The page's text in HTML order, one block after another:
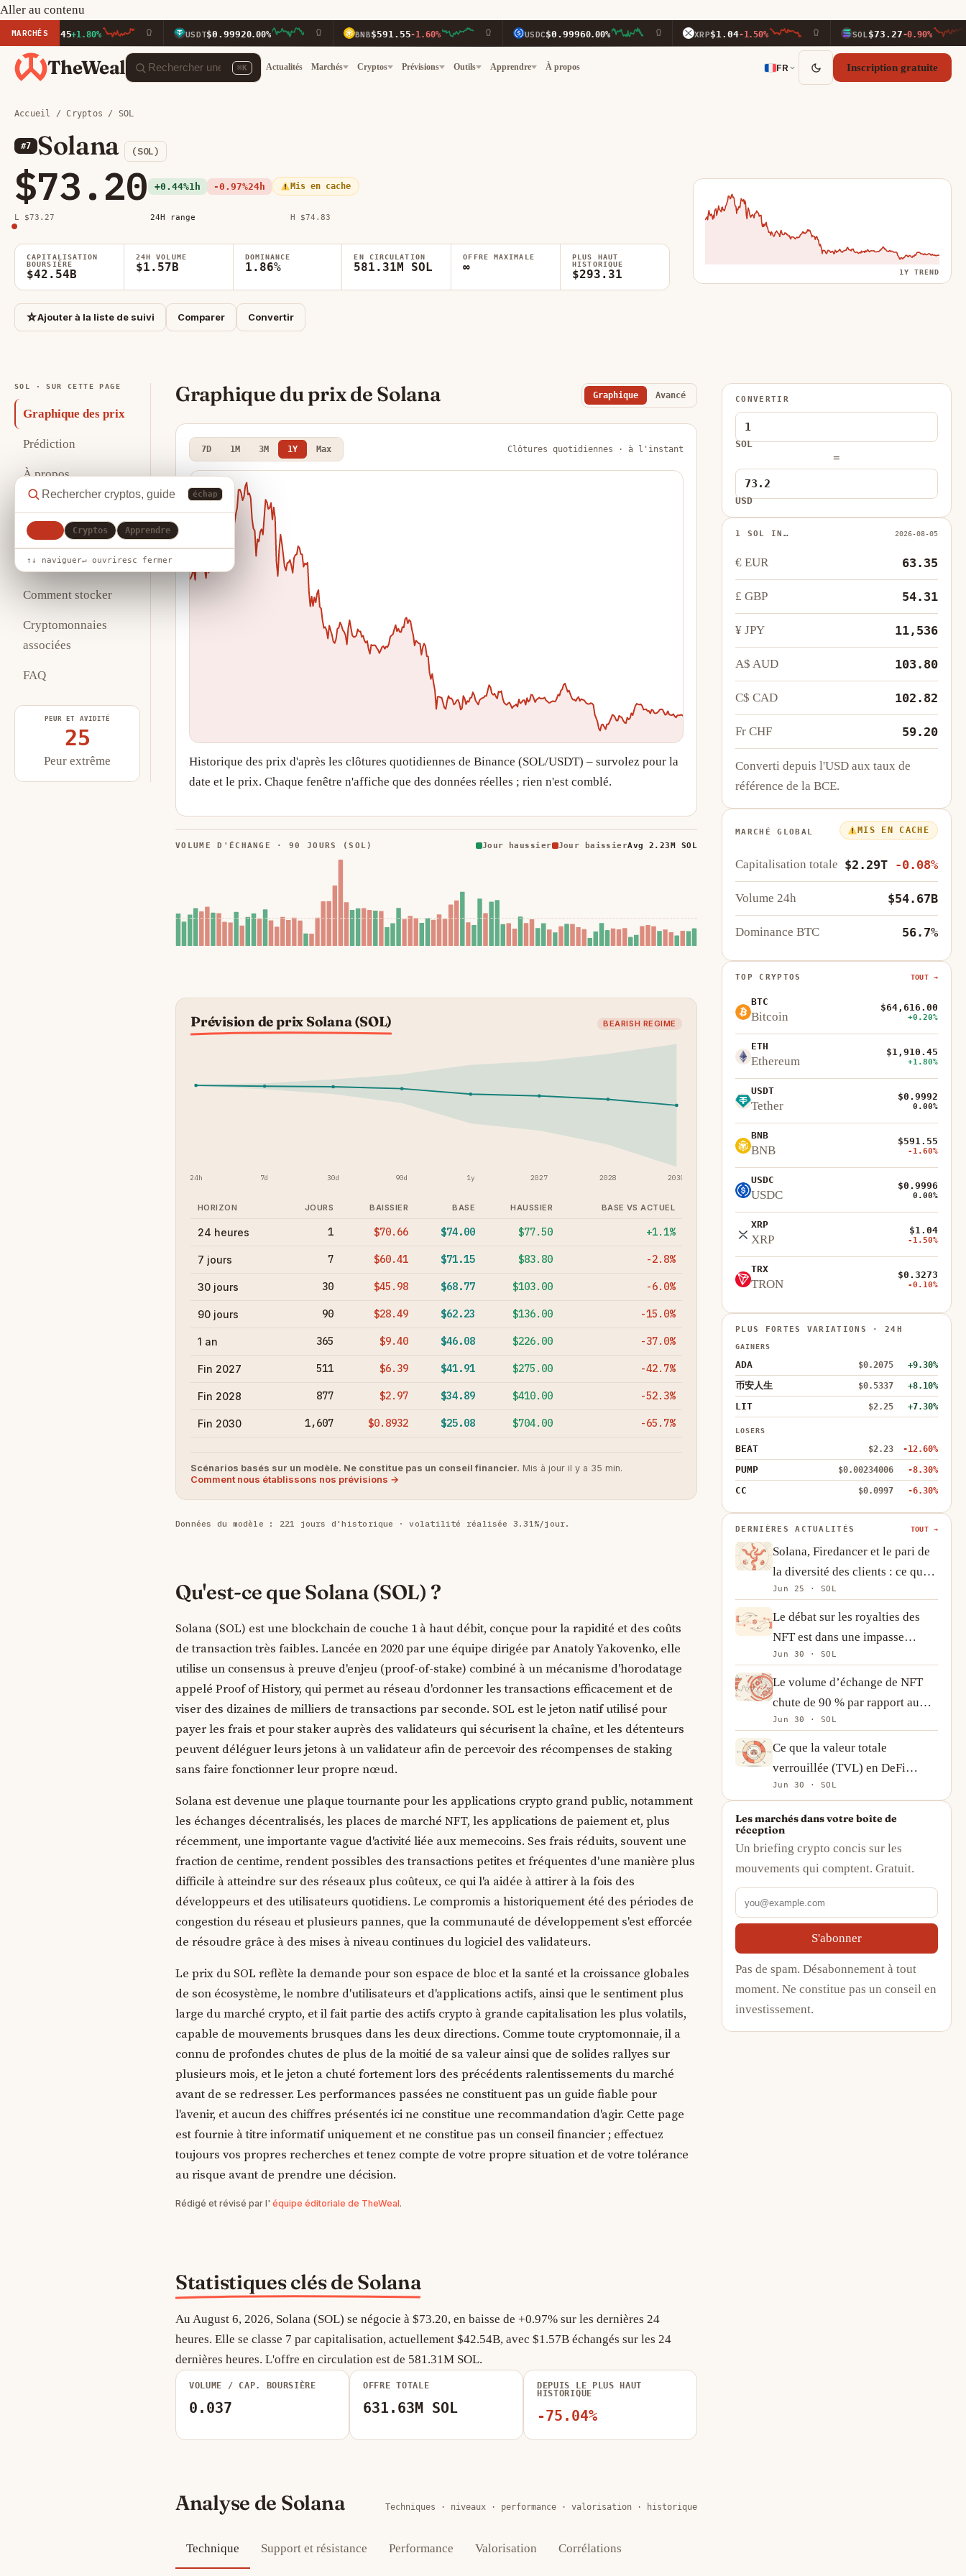
Aller au contenu
MARCHÉS
+1.80% USDT $0.99920.00% BNB $591.55-1.60% USDC $0.99960.00% XRP $1.04-1.50% SOL $73.27-0.90%
TheWeal ⌘K Actualités Marchés Cryptos Prévisions Outils Apprendre À propos FR Inscription gratuite
échap
Cryptos Apprendre
↑↓ naviguer↵ ouvriresc fermer
Accueil /Cryptos / SOL
#7 Solana (SOL)
$73.20 +0.44%1h -0.97%24h Mis en cache
L $73.27 24H range H $74.83
CAPITALISATION
BOURSIÈRE
$42.54B
24H VOLUME
$1.57B
DOMINANCE
1.86%
EN CIRCULATION
581.31M SOL
OFFRE MAXIMALE
∞
PLUS HAUT
HISTORIQUE
$293.31
☆Ajouter à la liste de suivi Comparer Convertir
1Y TREND
SOL · SUR CETTE PAGE
Graphique des prix
Prédiction
À propos
Statistiques clés
Analyse
Où acheter
Comment stocker
Cryptomonnaies
associées
FAQ
PEUR ET AVIDITÉ
25
Peur extrême
Statistiques clés de Solana
Au August 6, 2026, Solana (SOL) se négocie à $73.20, en baisse de +0.97% sur les dernières 24
heures. Elle se classe 7 par capitalisation, actuellement $42.54B, avec $1.57B échangés sur les 24
dernières heures. L'offre en circulation est de 581.31M SOL.
VOLUME / CAP. BOURSIÈRE
0.037
OFFRE TOTALE
631.63M SOL
DEPUIS LE PLUS HAUT
HISTORIQUE
-75.04%
Graphique du prix de Solana Graphique Avancé
7D 1M 3M 1Y Max Clôtures quotidiennes · à l'instant
Historique des prix d'après les clôtures quotidiennes de Binance (SOL/USDT) – survolez pour la
date et le prix. Chaque fenêtre n'affiche que des données réelles ; rien n'est comblé.
VOLUME D'ÉCHANGE · 90 JOURS (SOL) Jour haussier Jour baissierAvg 2.23M SOL
Prévision de prix Solana (SOL) BEARISH REGIME
24h 7d 30d 90d 1y 2027 2028 2030
HORIZON JOURS BAISSIER BASE HAUSSIER BASE VS ACTUEL
24 heures 1 $70.66 $74.00 $77.50 +1.1%
7 jours 7 $60.41 $71.15 $83.80 -2.8%
30 jours 30 $45.98 $68.77 $103.00 -6.0%
90 jours 90 $28.49 $62.23 $136.00 -15.0%
1 an 365 $9.40 $46.08 $226.00 -37.0%
Fin 2027 511 $6.39 $41.91 $275.00 -42.7%
Fin 2028 877 $2.97 $34.89 $410.00 -52.3%
Fin 2030 1,607 $0.8932 $25.08 $704.00 -65.7%
Scénarios basés sur un modèle. Ne constitue pas un conseil financier. Mis à jour il y a 35 min.
Comment nous établissons nos prévisions →
Données du modèle : 221 jours d'historique · volatilité réalisée 3.31%/jour.
Qu'est-ce que Solana (SOL) ?
Solana (SOL) est une blockchain de couche 1 à haut débit, conçue pour la rapidité et des coûts
de transaction très faibles. Lancée en 2020 par une équipe dirigée par Anatoly Yakovenko, elle
utilise un consensus à preuve d'enjeu (proof-of-stake) combiné à un mécanisme d'horodatage
appelé Proof of History, qui permet au réseau d'ordonner les transactions efficacement et de
viser des dizaines de milliers de transactions par seconde. SOL est le jeton natif utilisé pour
payer les frais et pour staker auprès des validateurs qui sécurisent la chaîne, et les détenteurs
peuvent déléguer leurs jetons à un validateur afin de percevoir des récompenses de staking
sans faire fonctionner leur propre nœud.
Solana est devenue une plaque tournante pour les applications crypto grand public, notamment
les échanges décentralisés, les places de marché NFT, les applications de paiement et, plus
récemment, une importante vague d'activité liée aux memecoins. Ses frais réduits, souvent une
fraction de centime, rendent possibles des transactions petites et fréquentes d'une manière plus
difficile à atteindre sur des réseaux plus coûteux, ce qui l'a aidée à attirer à la fois des
développeurs et des utilisateurs quotidiens. Le compromis a historiquement été des périodes de
congestion du réseau et plusieurs pannes, que la communauté de développement s'est efforcée
de résoudre grâce à des mises à niveau continues du logiciel des validateurs.
Le prix du SOL reflète la demande pour son espace de bloc et la santé et la croissance globales
de son écosystème, le nombre d'utilisateurs et d'applications actifs, ainsi que le sentiment plus
large du marché crypto, et il fait partie des actifs crypto à grande capitalisation les plus volatils,
capable de mouvements brusques dans les deux directions. Comme toute cryptomonnaie, il a
connu de profondes chutes de plus de la moitié de sa valeur ainsi que de solides rallyes sur
plusieurs mois, et le jeton a chuté fortement lors des précédents ralentissements du marché
avant de se redresser. Les performances passées ne constituent pas un guide fiable pour
l'avenir, et aucun des chiffres présentés ici ne constitue une recommandation d'agir. Cette page
est fournie à titre informatif uniquement et ne constitue pas un conseil financier ; effectuez
toujours vos propres recherches et tenez compte de votre propre situation et de votre tolérance
au risque avant de prendre une décision.
Rédigé et révisé par l' équipe éditoriale de TheWeal.
Analyse de Solana Techniques · niveaux · performance · valorisation · historique
Technique Support et résistance Performance Valorisation Corrélations
CONVERTIR
SOL
=
USD
1 SOL IN… 2026-08-05
€ EUR 63.35
£ GBP 54.31
¥ JPY 11,536
A$ AUD 103.80
C$ CAD 102.82
Fr CHF 59.20
Converti depuis l'USD aux taux de
référence de la BCE.
MARCHÉ GLOBAL MIS EN CACHE
Capitalisation totale $2.29T -0.08%
Volume 24h $54.67B
Dominance BTC 56.7%
TOP CRYPTOS TOUT →
BTC
Bitcoin
$64,616.00
+0.20%
ETH
Ethereum
$1,910.45
+1.80%
USDT
Tether
$0.9992
0.00%
BNB
BNB
$591.55
-1.60%
USDC
USDC
$0.9996
0.00%
XRP
XRP
$1.04
-1.50%
TRX
TRON
$0.3273
-0.10%
PLUS FORTES VARIATIONS · 24H
GAINERS
ADA $0.2075 +9.30%
币安人生 $0.5337 +8.10%
LIT $2.25 +7.30%
LOSERS
BEAT $2.23 -12.60%
PUMP $0.00234006 -8.30%
CC $0.0997 -6.30%
DERNIÈRES ACTUALITÉS TOUT →
Solana, Firedancer et le pari de
la diversité des clients : ce que
l’ingénierie change vraiment
Jun 25 · SOL
Le débat sur les royalties des
NFT est dans une impasse
silencieuse, et les créateurs
s’adaptent
Jun 30 · SOL
Le volume d’échange de NFT
chute de 90 % par rapport au
pic, mais l’activité on-chain
raconte une histoire plus
complexe
Jun 30 · SOL
Ce que la valeur totale
verrouillée (TVL) en DeFi
mesure réellement (et ce qu’elle
Jun 30 · SOL
Les marchés dans votre boîte de
réception
Un briefing crypto concis sur les
mouvements qui comptent. Gratuit.
S'abonner
Pas de spam. Désabonnement à tout
moment. Ne constitue pas un conseil en
investissement.